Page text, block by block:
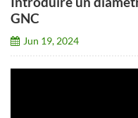
GNC
Jun 19, 2024